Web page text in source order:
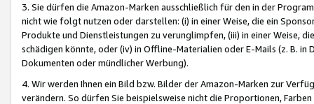
3. Sie dürfen die Amazon-Marken ausschließlich für den in der
nicht wie folgt nutzen oder darstellen: (i) in einer Weise, die ein
Produkte und Dienstleistungen zu verunglimpfen, (iii) in einer Weise,
schädigen könnte, oder (iv) in Offline-Materialien oder E-Mails (z. B. in
Dokumenten oder mündlicher Werbung).
4. Wir werden Ihnen ein Bild bzw. Bilder der Amazon-Marken zur
verändern. So dürfen Sie beispielsweise nicht die Proportionen,